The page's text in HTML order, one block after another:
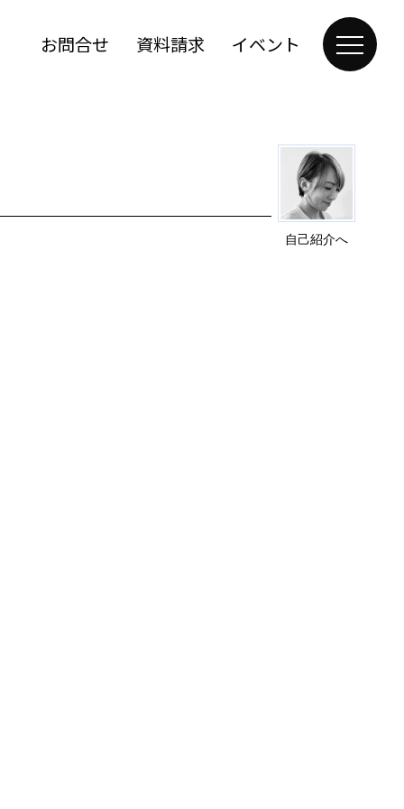
お問合せ 資料請求 イベント
自己紹介へ